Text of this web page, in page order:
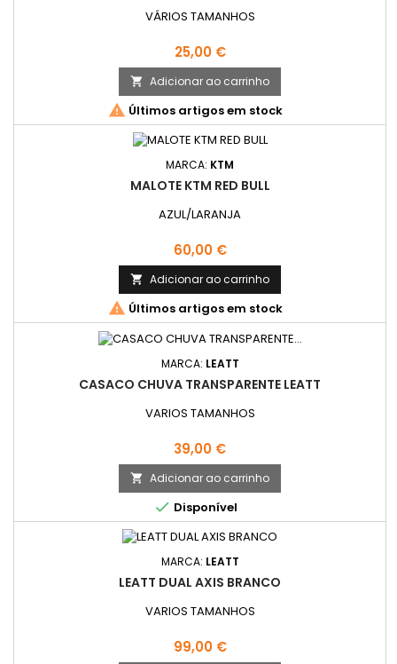
VÁRIOS TAMANHOS
Preço
25,00 €
 Adicionar ao carrinho
 Últimos artigos em stock
MARCA: KTM
MALOTE KTM RED BULL
AZUL/LARANJA
Preço
60,00 €
 Adicionar ao carrinho
 Últimos artigos em stock
MARCA: LEATT
CASACO CHUVA TRANSPARENTE LEATT
VARIOS TAMANHOS
Preço
39,00 €
 Adicionar ao carrinho
 Disponível
MARCA: LEATT
LEATT DUAL AXIS BRANCO
VARIOS TAMANHOS
Preço
99,00 €